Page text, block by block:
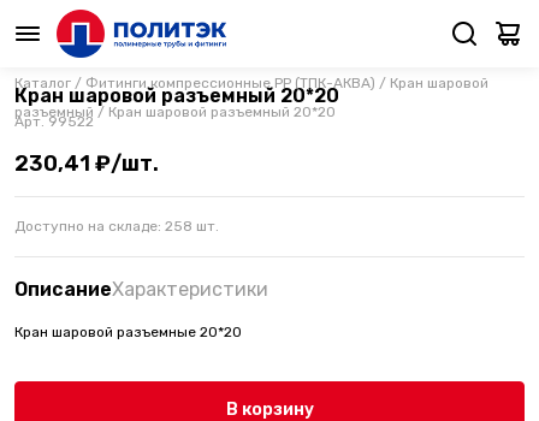
Каталог / Фитинги компрессионные PP (ТПК-АКВА) / Кран шаровой
разъемный / Кран шаровой разъемный 20*20
Кран шаровой разъемный 20*20
Арт.99522
230,41 ₽/шт.
Доступно на складе: 258 шт.
ОписаниеХарактеристики
Кран шаровой разъемные 20*20
В корзину